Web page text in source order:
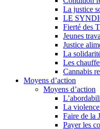
La justice
LE
Fierté des
Jeunes
Justice
La
Les
Cannabis
Moyens d’action
Moyens d’action
La
Faire de la
Payer les